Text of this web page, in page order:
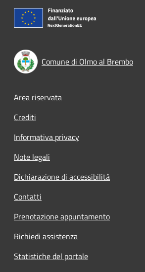
Comune di Olmo al Brembo
Footer menu
Area riservata
Crediti
Informativa privacy
Note legali
Dichiarazione di accessibilità
Contatti
Prenotazione appuntamento
Richiedi assistenza
Statistiche del portale